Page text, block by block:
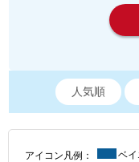
人気順
アイコン凡例： ベ